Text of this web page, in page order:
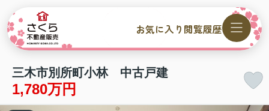
お気に入り 閲覧履歴
三木市別所町小林 中古戸建
1,780万円